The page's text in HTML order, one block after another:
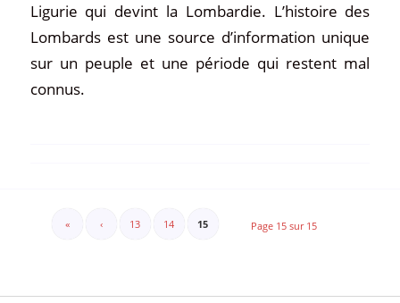
Ligurie qui devint la Lombardie. L’histoire des
Lombards est une source d’information unique
sur un peuple et une période qui restent mal
connus.
Page 15 sur 15
« ‹ 13 14 15